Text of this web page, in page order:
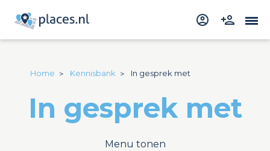
Home Kennisbank In gesprek met
In gesprek met
Menu tonen